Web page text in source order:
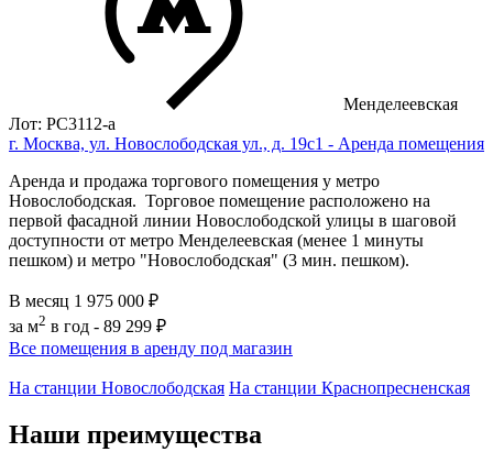
Менделеевская
Лот: РС3112-a
г. Москва, ул. Новослободская ул., д. 19с1 - Аренда помещения
Аренда и продажа торгового помещения у метро
Новослободская. Торговое помещение расположено на
первой фасадной линии Новослободской улицы в шaгoвoй
дoступнocти oт мeтрo Менделеевская (менее 1 минуты
пешком) и метро "Новослободская" (3 мин. пешком).
В месяц 1 975 000 ₽
за м2 в год - 89 299 ₽
Все помещения в аренду под магазин
На станции Новослободская На станции Краснопресненская
Наши преимущества